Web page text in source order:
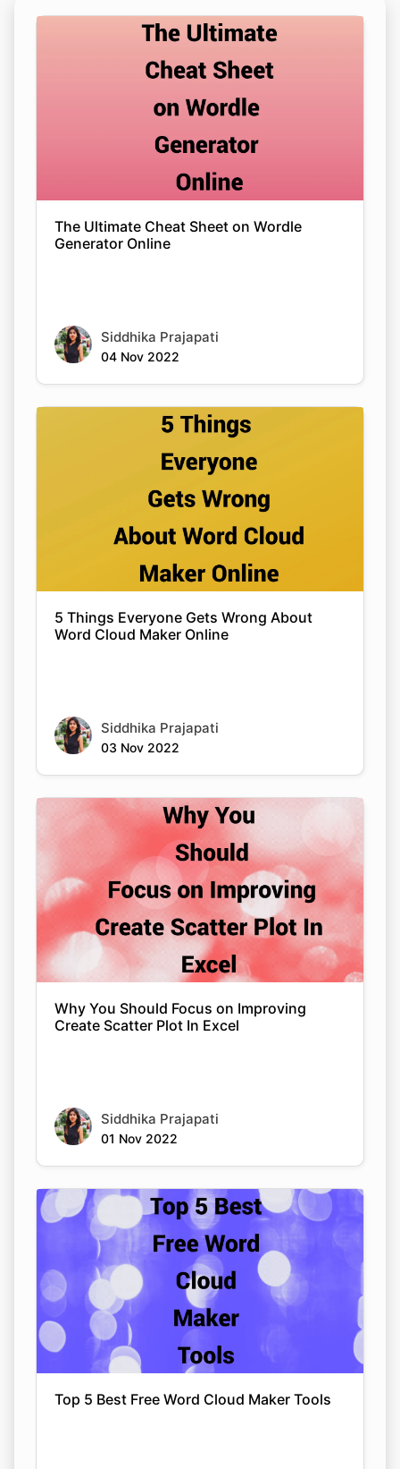
The Ultimate Cheat Sheet on Wordle
Generator Online
Siddhika Prajapati
04 Nov 2022
5 Things Everyone Gets Wrong About
Word Cloud Maker Online
Siddhika Prajapati
03 Nov 2022
Why You Should Focus on Improving
Create Scatter Plot In Excel
Siddhika Prajapati
01 Nov 2022
Top 5 Best Free Word Cloud Maker Tools